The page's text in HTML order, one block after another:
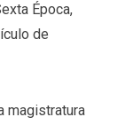
Época,
de
magistratura